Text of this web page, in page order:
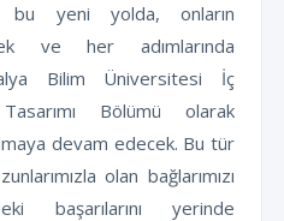
bu yeni yolda, onların
ve her adımlarında
Bilim Üniversitesi İç
Bölümü olarak
devam edecek. Bu tür
olan bağlarımızı
başarılarını yerinde